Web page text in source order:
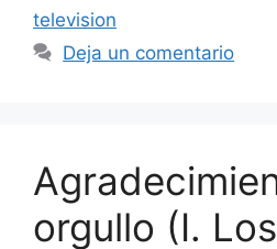
television
Deja un comentario
orgullo (I. Los